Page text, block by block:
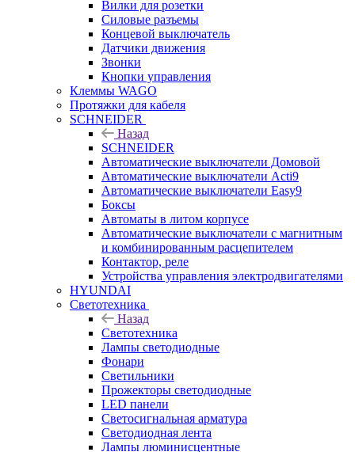
Вилки для розетки
Силовые разъемы
Концевой выключатель
Датчики движения
Звонки
Кнопки управления
Клеммы WAGO
Протяжки для кабеля
SCHNEIDER
Назад
SCHNEIDER
Автоматические выключатели Домовой
Автоматические выключатели Acti9
Автоматические выключатели Easy9
Боксы
Автоматы в литом корпусе
Автоматические выключатели с магнитным
и комбинированным расцепителем
Контактор, реле
Устройства управления электродвигателями
HYUNDAI
Светотехника
Назад
Светотехника
Лампы светодиодные
Фонари
Светильники
Прожекторы светодиодные
LED панели
Светосигнальная арматура
Светодиодная лента
Лампы люминисцентные